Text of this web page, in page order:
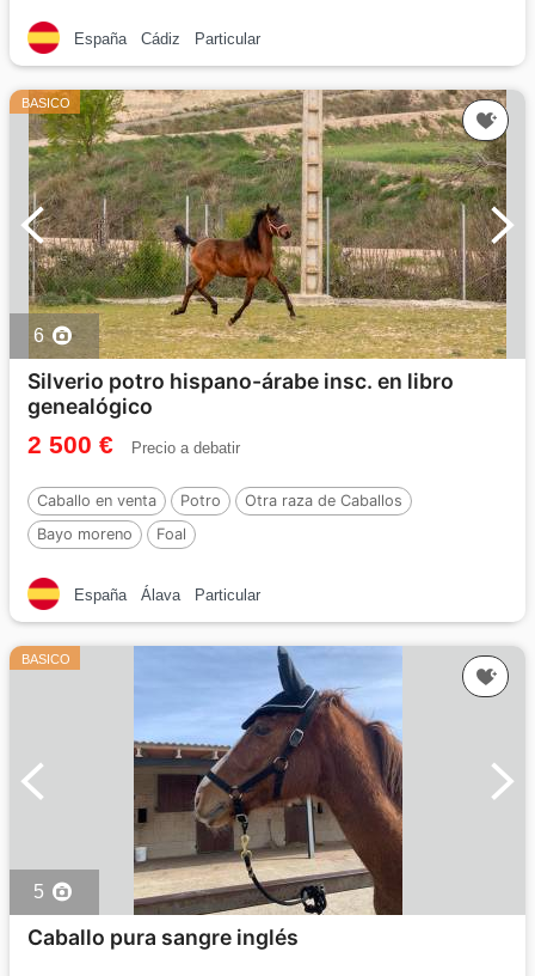
España Cádiz Particular
BASICO
6
Silverio potro hispano-árabe insc. en libro
genealógico
2 500 € Precio a debatir
Caballo en venta Potro
Otra raza de Caballos
Bayo moreno
Foal
España Álava Particular
BASICO
5
Caballo pura sangre inglés